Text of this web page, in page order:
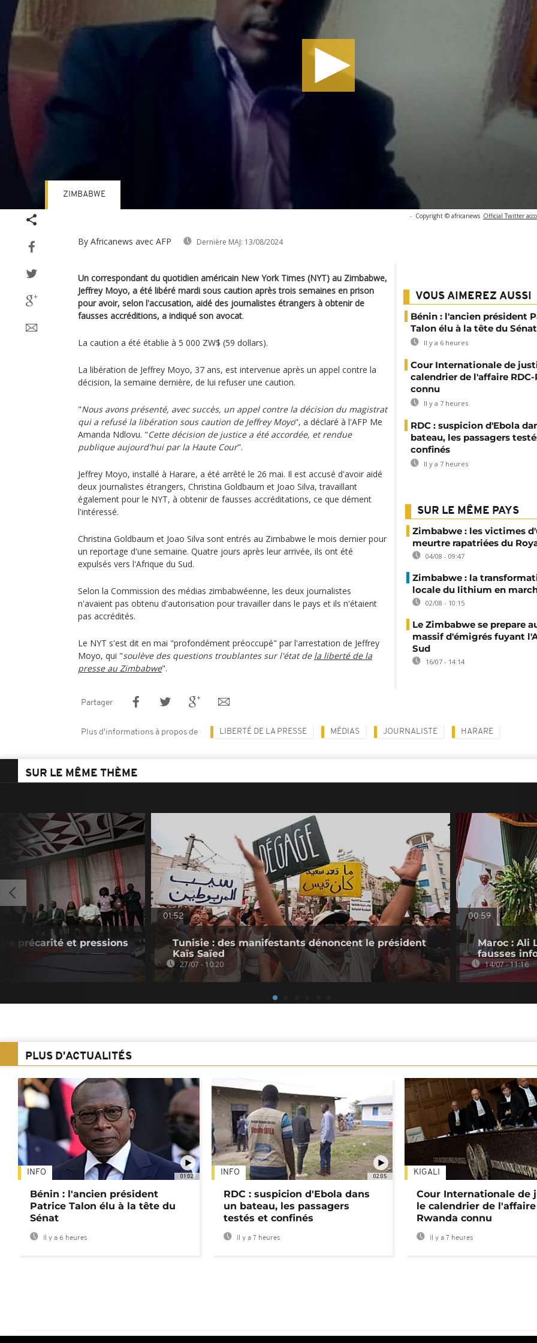
- Copyright © africanews Official Twitter
By Africanews avec AFP Dernière MAJ: 13/08/2024
ZIMBABWE
Un correspondant du quotidien américain New York Times (NYT) au Zimbabwe,
Jeffrey Moyo, a été libéré mardi sous caution après trois semaines en prison
pour avoir, selon l'accusation, aidé des journalistes étrangers à obtenir de
fausses accréditions, a indiqué son avocat.
La caution a été établie à 5 000 ZW$ (59 dollars).
La libération de Jeffrey Moyo, 37 ans, est intervenue après un appel contre la
décision, la semaine dernière, de lui refuser une caution.
"Nous avons présenté, avec succès, un appel contre la décision du magistrat
qui a refusé la libération sous caution de Jeffrey Moyo", a déclaré à l'AFP Me
Amanda Ndlovu. "Cette décision de justice a été accordée, et rendue
publique aujourd'hui par la Haute Cour".
Jeffrey Moyo, installé à Harare, a été arrêté le 26 mai. Il est accusé d'avoir aidé
deux journalistes étrangers, Christina Goldbaum et Joao Silva, travaillant
également pour le NYT, à obtenir de fausses accréditations, ce que dément
l'intéressé.
Christina Goldbaum et Joao Silva sont entrés au Zimbabwe le mois dernier pour
un reportage d'une semaine. Quatre jours après leur arrivée, ils ont été
expulsés vers l'Afrique du Sud.
Selon la Commission des médias zimbabwéenne, les deux journalistes
n'avaient pas obtenu d'autorisation pour travailler dans le pays et ils n'étaient
pas accrédités.
Le NYT s'est dit en mai "profondément préoccupé" par l'arrestation de Jeffrey
Moyo, qui "soulève des questions troublantes sur l'état de la liberté de la
presse au Zimbabwe".
VOUS AIMEREZ AUSSI
Bénin : l'ancien président
Talon élu à la tête du Sénat
Il y a 6 heures
Cour Internationale de
calendrier de l'affaire
connu
Il y a 7 heures
RDC : suspicion d'Ebola
bateau, les passagers
confinés
Il y a 7 heures
SUR LE MÊME PAYS
Zimbabwe : les victimes
meurtre rapatriées du
04/08 - 09:47
Zimbabwe : la
locale du lithium en
02/08 - 10:15
Le Zimbabwe se prepare
massif d'émigrés fuyant
Sud
16/07 - 14:14
Partager
Plus d'informations à propos de LIBERTÉ DE LA PRESSE MÉDIAS JOURNALISTE HARARE
SUR LE MÊME THÈME
précarité et pressions
01:52
Tunisie : des manifestants dénoncent le président
Kaïs Saïed
27/07 - 10:20
00:59
Maroc : Ali
fausses
14/07 - 11:16
PLUS D'ACTUALITÉS
01:02
INFO
Bénin : l'ancien président
Patrice Talon élu à la tête du
Sénat
Il y a 6 heures
02:05
INFO
RDC : suspicion d'Ebola dans
un bateau, les passagers
testés et confinés
Il y a 7 heures
KIGALI
Cour Internationale de
le calendrier de l'affaire
Rwanda connu
Il y a 7 heures